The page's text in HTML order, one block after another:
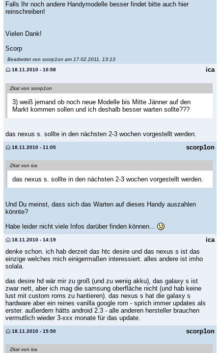
Falls Ihr noch andere Handymodelle besser findet bitte auch hier
reinschreiben!
Vielen Dank!
Scorp
Bearbeitet von scorp1on am 17.02.2011, 13:13
ica
18.11.2010 - 10:58
Zitat von scorp1on
3) weiß jemand ob noch neue Modelle bis Mitte Jänner auf den
Markt kommen sollen und ich deshalb besser warten sollte???
das nexus s. sollte in den nächsten 2-3 wochen vorgestellt werden.
scorp1on
18.11.2010 - 11:05
Zitat von ica
das nexus s. sollte in den nächsten 2-3 wochen vorgestellt werden.
Und Du meinst, dass sich das Warten auf dieses Handy auszahlen
könnte?
Habe leider nicht viele Infos darüber finden können...
ica
18.11.2010 - 14:19
denke schon. ich hab derzeit das htc desire und das nexus s ist das
einzige welches mich einigermaßen interessiert. alles andere ist imho
solala.
das desire hd wär mir zu groß (und zu wenig akku), das galaxy s ist
zwar nett, aber ich mag die samsung oberfläche nicht (und hab keine
lust mit custom roms zu hantieren). das nexus s hat die galaxy s
hardware aber ein reines vanilla google rom - sprich immer updates als
erster. außerdem hätts android 2.3 - alle anderen hersteller brauchen
vermutlich wieder 3-xxx monate für das update.
scorp1on
18.11.2010 - 15:50
Zitat von ica